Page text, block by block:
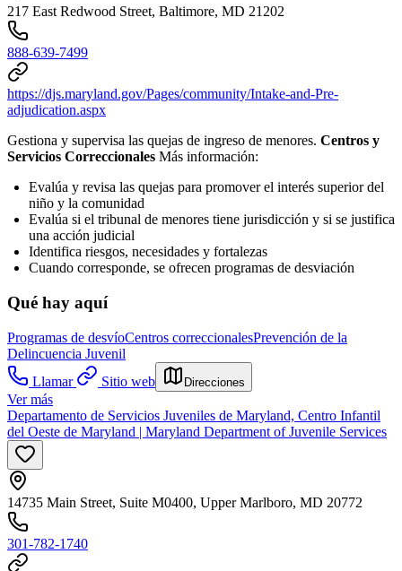
217 East Redwood Street, Baltimore, MD 21202
888-639-7499
https://djs.maryland.gov/Pages/community/Intake-and-Pre-
adjudication.aspx
Gestiona y supervisa las quejas de ingreso de menores. Centros y
Servicios Correccionales Más información:
Evalúa y revisa las quejas para promover el interés superior del
niño y la comunidad
Evalúa si el tribunal de menores tiene jurisdicción y si se justifica
una acción judicial
Identifica riesgos, necesidades y fortalezas
Cuando corresponde, se ofrecen programas de desviación
Qué hay aquí
Programas de desvíoCentros correccionalesPrevención de la
Delincuencia Juvenil
Llamar
Sitio web Direcciones
Ver más
Departamento de Servicios Juveniles de Maryland, Centro Infantil
del Oeste de Maryland | Maryland Department of Juvenile Services
14735 Main Street, Suite M0400, Upper Marlboro, MD 20772
301-782-1740